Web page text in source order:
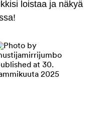
loistaa ja näkyä